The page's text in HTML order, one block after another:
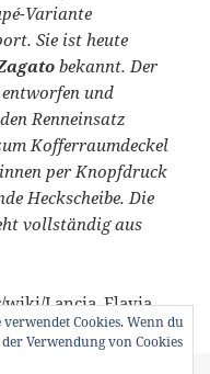
Variante
Sie ist heute
bekannt. Der
und
Renneinsatz
Kofferraumdeckel
per Knopfdruck
Heckscheibe. Die
vollständig aus
Lancia_Flavia
Cookies. Wenn du
Verwendung von Cookies